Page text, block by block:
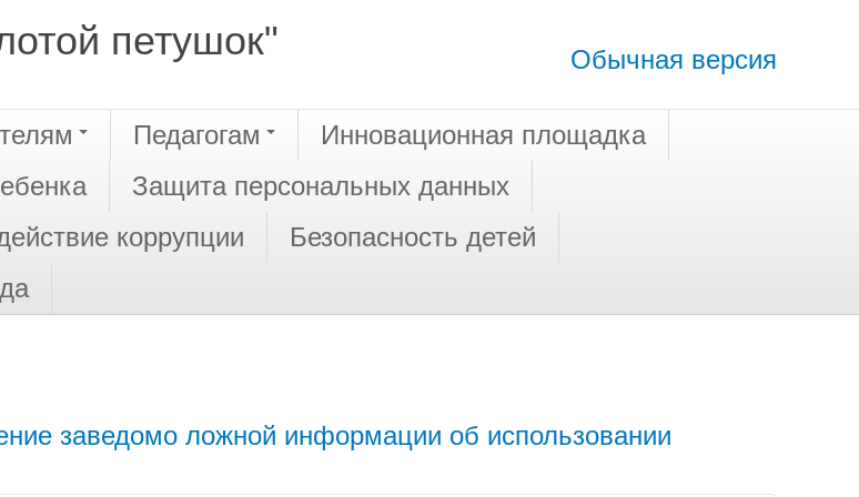
петушок" Обычная версия
Педагогам
Инновационная площадка
Защита персональных данных
коррупции
Безопасность детей
заведомо ложной информации об использовании